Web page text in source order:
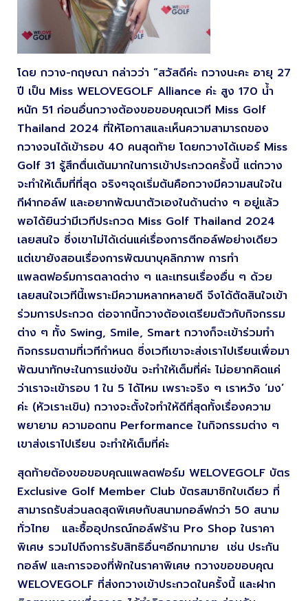
โดย กวาง-กฤษณา กล่าวว่า “สวัสดีค่ะ กวางนะคะ อายุ 27
ปี เป็น Miss WELOVEGOLF Alliance ค่ะ สูง 170 น้ำ
หนัก 51 ก่อนอื่นกวางต้องขอขอบคุณเวที Miss Golf
Thailand 2024 ที่ให้โอกาสและเห็นความสามารถของ
กวางจนได้เข้ารอบ 40 คนสุดท้าย โดยกวางได้เบอร์ Miss
Golf 31 รู้สึกตื่นเต้นมากในการเข้าประกวดครั้งนี้ แต่กวาง
จะทำให้เต็มที่ที่สุด จริงๆจุดเริ่มต้นคือกวางมีความสนใจใน
กีฬากอล์ฟ และอยากพัฒนาตัวเองในด้านต่าง ๆ อยู่แล้ว
พอได้ยินว่ามีเวทีประกวด Miss Golf Thailand 2024
เลยสนใจ ซึ่งเขาไม่ได้เด่นแค่เรื่องการตีกอล์ฟอย่างเดียว
แต่เขายังสอนเรื่องการพัฒนาบุคลิกภาพ การทำ
แพลตฟอร์มการตลาดต่าง ๆ และเทรนเรื่องอื่น ๆ ด้วย
เลยสนใจเวทีนี้เพราะมีความหลากหลายดี จึงได้ตัดสินใจเข้า
ร่วมการประกวด ต่อจากนี้กวางต้องเตรียมตัวกับกิจกรรม
ต่าง ๆ ทั้ง Swing, Smile, Smart กวางก็จะเข้าร่วมทำ
กิจกรรมตามที่เวทีกำหนด ซึ่งเวทีเขาจะส่งเราไปเรียนเพื่อมา
พัฒนาทักษะในการแข่งขัน จะทำให้เต็มที่ค่ะ ไม่อยากคิดแค่
ว่าเราจะเข้ารอบ 1 ใน 5 ได้ไหม เพราะจริง ๆ เราหวัง ‘มง’
ค่ะ (หัวเราะเขิน) กวางจะตั้งใจทำให้ดีที่สุดทั้งเรื่องความ
พยายาม ความอดทน Performance ในกิจกรรมต่าง ๆ
เขาส่งเราไปเรียน จะทำให้เต็มที่ค่ะ
สุดท้ายต้องขอขอบคุณแพลตฟอร์ม WELOVEGOLF บัตร
Exclusive Golf Member Club บัตรสมาชิกใบเดียว ที่
สามารถรับส่วนลดสุดพิเศษกับสนามกอล์ฟกว่า 50 สนาม
ทั่วไทย และซื้ออุปกรณ์กอล์ฟร้าน Pro Shop ในราคา
พิเศษ รวมไปถึงการรับสิทธิอื่นๆอีกมากมาย เช่น ประกัน
กอล์ฟ และการจองที่พักในราคาพิเศษ กวางขอขอบคุณ
WELOVEGOLF ที่ส่งกวางเข้าประกวดในครั้งนี้ และฝาก